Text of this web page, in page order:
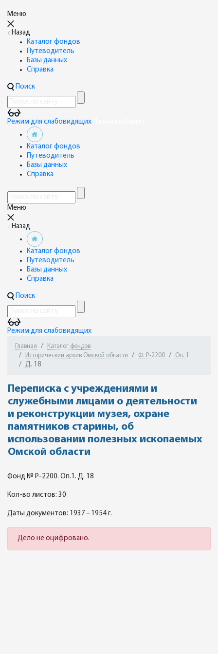
Меню
Назад
Каталог фондов
Путеводитель
Базы данных
Справка
Поиск
Режим для слабовидящих
Каталог фондов
Путеводитель
Базы данных
Справка
Меню
Назад
Каталог фондов
Путеводитель
Базы данных
Справка
Поиск
Режим для слабовидящих
Главная
Каталог фондов
Исторический архив Омской области
Ф. Р-2200 Оп. 1
Д. 18
Переписка с учреждениями и
служебными лицами о деятельности
и реконструкции музея, охране
памятников старины, об
использовании полезных ископаемых
Омской области
Фонд № Р-2200. Оп.1. Д. 18
Кол-во листов: 30
Даты документов: 1937 – 1954 г.
Дело не оцифровано.